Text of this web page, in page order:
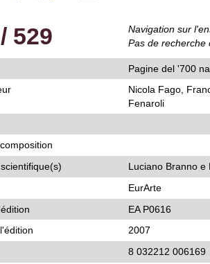
529
Navigation sur
Pas de recherche
Pagine del '700
Nicola Fago,
Fenaroli
Luciano Branno e
EurArte
EA P0616
2007
8 032212 006169